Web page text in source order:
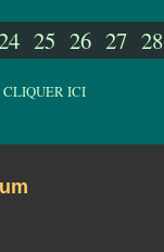
25 26 27 28
CLIQUER ICI